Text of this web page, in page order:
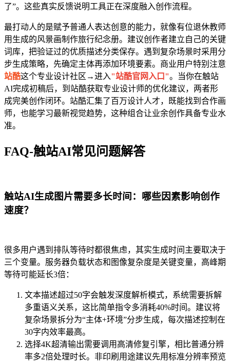
了”。这些真实反馈说明工具正在深度融入创作流程。
最打动人的是赋予普通人表达创意的能力，就像有位退休教师
用生成的风景画制作旅行纪念册。建议创作者建立自己的关键
词库，把验证过的优质描述分类保存。遇到复杂场景时采用分
步生成策略，先确定主体再添加环境要素。商业用户特别注意
站酷这个专业设计社区→进入"站酷官网入口"。当你在触站
AI完成初稿后，到站酷获取专业设计师的优化建议，两者形
成完美创作闭环。站酷汇集了百万设计人才，既能找到合作画
师，也能学习最新视觉趋势，这种组合让业余创作具备专业水
准。
FAQ-触站AI常见问题解答
触站AI生成图片需要多长时间：哪些因素影响创作
速度？
很多用户遇到排队等待时都很焦虑，其实生成时间主要取决于
三个变量。服务器负载状态和图像复杂度是关键变量，高峰期
等待可能延长3倍：
文本描述超过50字会触发深度解析模式，系统需要拆解
多重语义关系，这比简单指令多消耗40%时间。建议将
复杂场景拆分为“主体+环境”分步生成，每次描述控制在
30字内效率最高。
选择4K超清输出需要调用高清修复引擎，相比普通分辨
率多2倍处理时长。非印刷用途建议先用标准分辨率预览